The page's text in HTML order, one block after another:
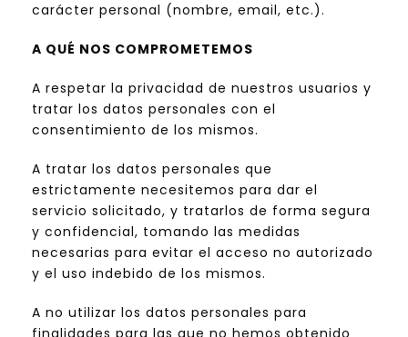
carácter personal (nombre, email, etc.).
A QUÉ NOS COMPROMETEMOS
A respetar la privacidad de nuestros usuarios y
tratar los datos personales con el
consentimiento de los mismos.
A tratar los datos personales que
estrictamente necesitemos para dar el
servicio solicitado, y tratarlos de forma segura
y confidencial, tomando las medidas
necesarias para evitar el acceso no autorizado
y el uso indebido de los mismos.
A no utilizar los datos personales para